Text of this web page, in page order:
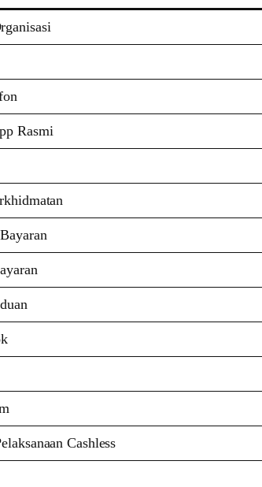
Rasmi
Cashless